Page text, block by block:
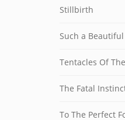
Stillbirth
Such a
Tentacles Of
The Fatal
To The Perfect